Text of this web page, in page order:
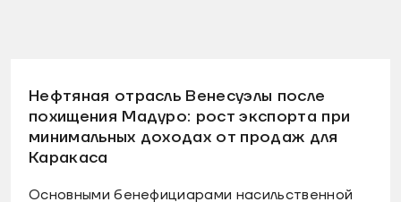
Нефтяная отрасль Венесуэлы после
похищения Мадуро: рост экспорта при
минимальных доходах от продаж для
Каракаса
Основными бенефициарами насильственной